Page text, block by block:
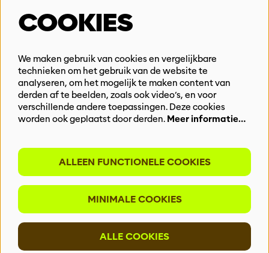
Vacatures
Events & Partnerships
Privacy
BLIJF OP DE HOOGTE
Meld je aan voor onze nieuwsbrief
INSCHRIJVEN
COOKIES
We maken gebruik van cookies en vergelijkbare
technieken om het gebruik van de website te
analyseren, om het mogelijk te maken content van
derden af te beelden, zoals ook video’s, en voor
verschillende andere toepassingen. Deze cookies
worden ook geplaatst door derden. Meer informatie…
ALLEEN FUNCTIONELE COOKIES
MINIMALE COOKIES
ALLE COOKIES